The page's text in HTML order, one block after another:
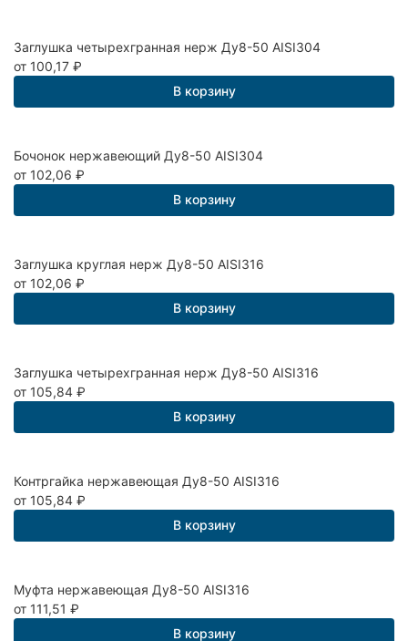
Заглушка четырехгранная нерж Ду8-50 AISI304
от 100,17 ₽
В корзину
Бочонок нержавеющий Ду8-50 AISI304
от 102,06 ₽
В корзину
Заглушка круглая нерж Ду8-50 AISI316
от 102,06 ₽
В корзину
Заглушка четырехгранная нерж Ду8-50 AISI316
от 105,84 ₽
В корзину
Контргайка нержавеющая Ду8-50 AISI316
от 105,84 ₽
В корзину
Муфта нержавеющая Ду8-50 AISI316
от 111,51 ₽
В корзину